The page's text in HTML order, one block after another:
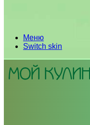
Меню
Switch skin